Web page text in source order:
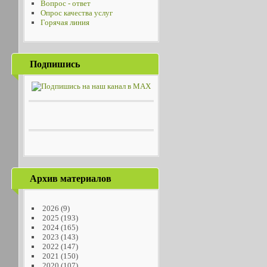
Вопрос - ответ
Опрос качества услуг
Горячая линия
Подпишись
Архив материалов
2026 (9)
2025 (193)
2024(165)
2023 (143)
2022 (147)
2021 (150)